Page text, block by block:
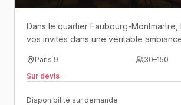
Dans le quartier Faubourg-
vos invités dans une véritable
matin..
Paris 9 30–150
Sur devis
Disponibilité sur demande